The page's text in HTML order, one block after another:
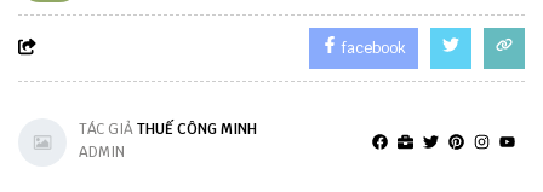
facebook
TÁC GIẢTHUẾ CÔNG MINH
ADMIN